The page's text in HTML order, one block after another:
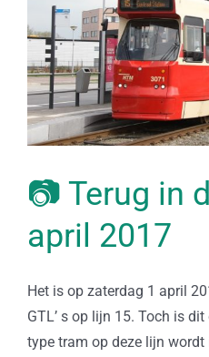
📷 Terug in
april 2017
Het is op zaterdag 1 april
GTL’ s op lijn 15. Toch is
type tram op deze lijn